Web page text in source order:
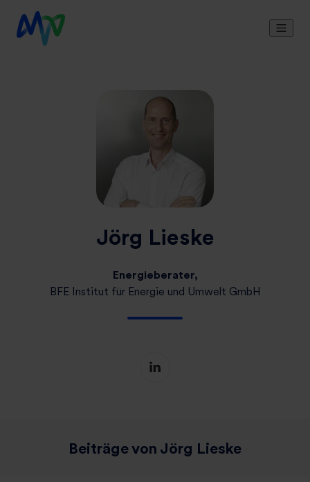
Jörg Lieske
Energieberater,
BFE Institut für Energie und Umwelt GmbH
Beiträge von Jörg Lieske